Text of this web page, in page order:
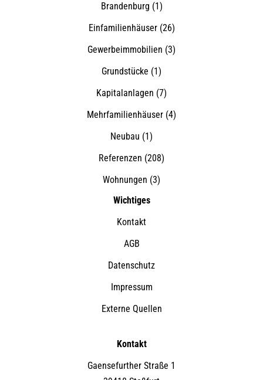
Brandenburg (1)
Einfamilienhäuser(26)
Gewerbeimmobilien (3)
Grundstücke (1)
Kapitalanlagen (7)
Mehrfamilienhäuser (4)
Neubau (1)
Referenzen (208)
Wohnungen (3)
Wichtiges
Kontakt
AGB
Datenschutz
Impressum
Externe Quellen
Kontakt
Gaensefurther Straße 1